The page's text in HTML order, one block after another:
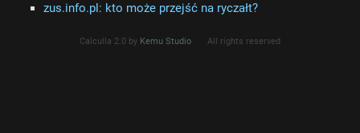
zus.info.pl: kto może przejść na ryczałt?
Calculla 2.0 by Kemu Studio All rights reserved